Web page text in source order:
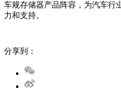
车规存储器产品阵容，为汽车行
力和支持。
分享到：